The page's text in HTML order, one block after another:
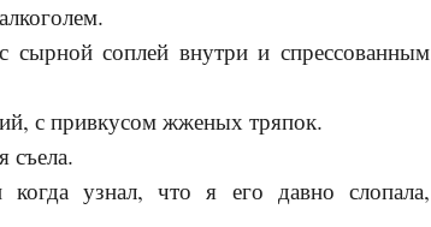
сырной соплей внутри и спрессованным
с привкусом жженых тряпок.
съела.
узнал, что я его давно слопала,